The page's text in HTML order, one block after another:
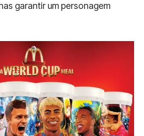
garantir um personagem